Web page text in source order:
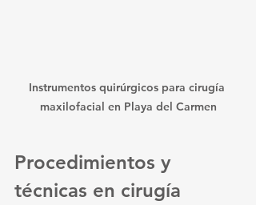
Instrumentos quirúrgicos para cirugía
maxilofacial en Playa del Carmen
Procedimientos y
técnicas en cirugía